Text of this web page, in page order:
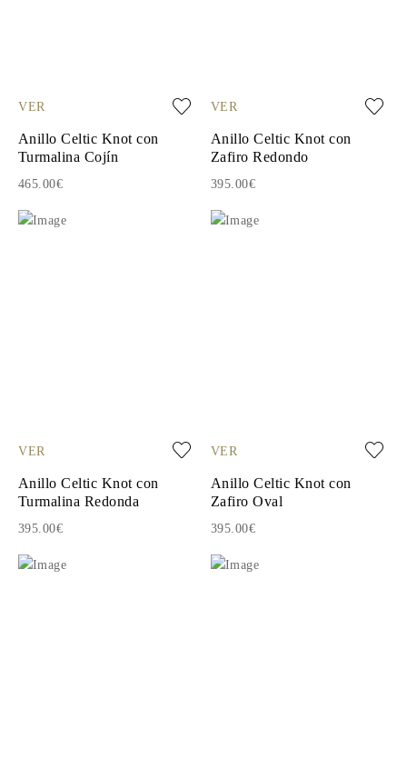
VER
Anillo Celtic Knot con
Turmalina Cojín
465.00€
VER
Anillo Celtic Knot con
Zafiro Redondo
395.00€
VER
Anillo Celtic Knot con
Turmalina Redonda
395.00€
VER
Anillo Celtic Knot con
Zafiro Oval
395.00€